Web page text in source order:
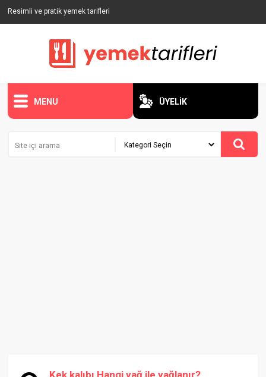
Resimli ve pratik yemek tarifleri
MENU ÜYELİK
Kek kalıbı Hangi yağ ile yağlanır?